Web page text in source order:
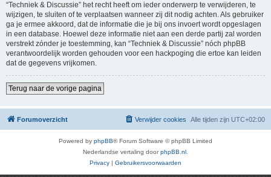
“Techniek & Discussie” het recht heeft om ieder onderwerp te verwijderen, te
wijzigen, te sluiten of te verplaatsen wanneer zij dit nodig achten. Als gebruiker
ga je ermee akkoord, dat de informatie die je bij ons invoert wordt opgeslagen
in een database. Hoewel deze informatie niet aan een derde partij zal worden
verstrekt zónder je toestemming, kan “Techniek & Discussie” nóch phpBB
verantwoordelijk worden gehouden voor een hackpoging die ertoe kan leiden
dat de gegevens vrijkomen.
Terug naar de vorige pagina
Forumoverzicht Alle tijden zijn UTC+02:00
Verwijder cookies
Powered by phpBB® Forum Software © phpBB Limited
Nederlandse vertaling doorphpBB.nl
Privacy | Gebruikersvoorwaarden